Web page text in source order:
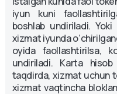
iyun kuni
boshlab undiriladi.
xizmat iyunda
oyida faollashtirilsa,
undiriladi. Karta hisob
taqdirda, xizmat uchun
xizmat vaqtincha